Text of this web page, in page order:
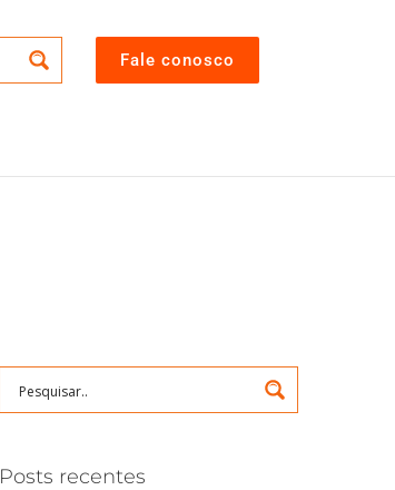
Fale conosco
Posts recentes